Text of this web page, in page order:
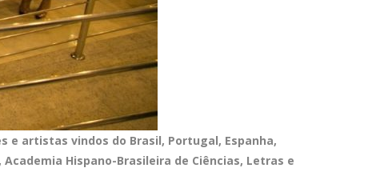
e artistas vindos do Brasil, Portugal, Espanha,
Hispano-Brasileira de Ciências, Letras e